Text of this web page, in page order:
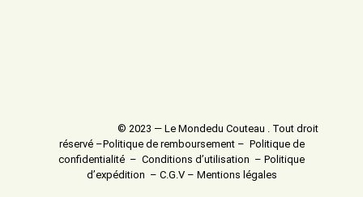
© 2023 — Le Mondedu Couteau . Tout droit
réservé –Politique de remboursement – Politique de
confidentialité – Conditions d’utilisation – Politique
d’expédition – C.G.V– Mentions légales